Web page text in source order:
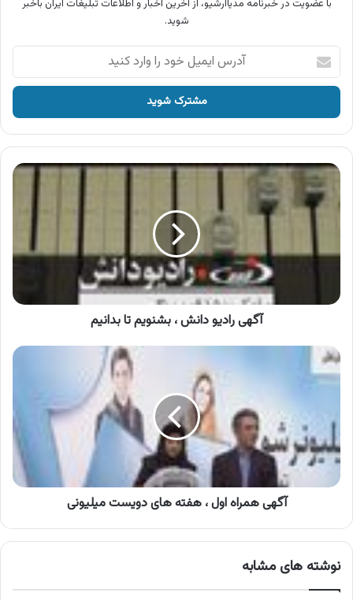
با عضویت در خبرنامه مدیاآرشیو، از آخرین اخبار و اطلاعات تبلیغات ایران باخبر
شوید.
آدرس
ایمیل
خود
وارد
کنید
آگهی
رادیو
دانش
تا
آگهی رادیو دانش ، بشنویم تا بدانیم
آگهی
همراه
هفته
های
دویست
میلیونی
آگهی همراه اول ، هفته های دویست میلیونی
نوشته های مشابه